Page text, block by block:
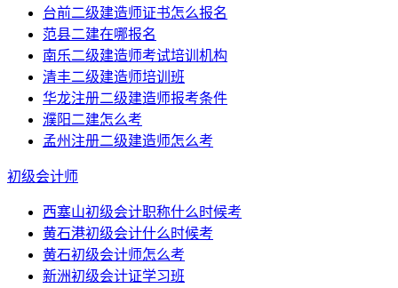
台前二级建造师证书怎么报名
范县二建在哪报名
南乐二级建造师考试培训机构
清丰二级建造师培训班
华龙注册二级建造师报考条件
濮阳二建怎么考
孟州注册二级建造师怎么考
初级会计师
西塞山初级会计职称什么时候考
黄石港初级会计什么时候考
黄石初级会计师怎么考
新洲初级会计证学习班